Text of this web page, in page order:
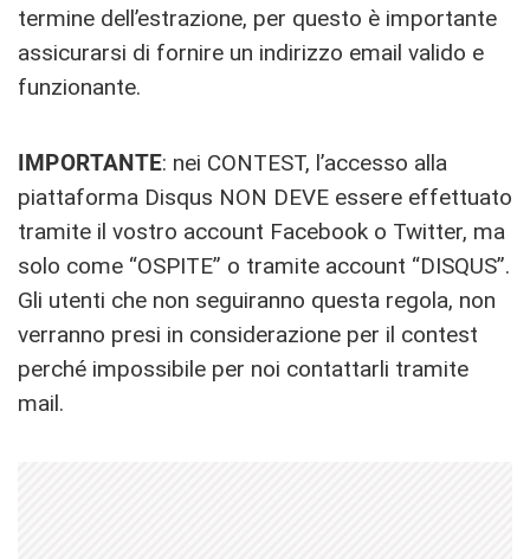
termine dell’estrazione, per questo è importante
assicurarsi di fornire un indirizzo email valido e
funzionante.
IMPORTANTE: nei CONTEST, l’accesso alla
piattaforma Disqus NON DEVE essere effettuato
tramite il vostro account Facebook o Twitter, ma
solo come “OSPITE” o tramite account “DISQUS”.
Gli utenti che non seguiranno questa regola, non
verranno presi in considerazione per il contest
perché impossibile per noi contattarli tramite
mail.